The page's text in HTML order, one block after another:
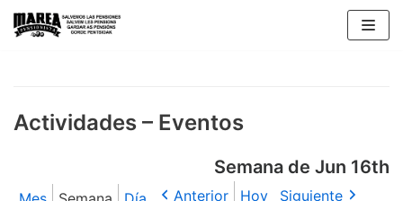
Saltar
Actividades – Eventos
Semana de Jun 16th
Anterior Hoy Siguiente